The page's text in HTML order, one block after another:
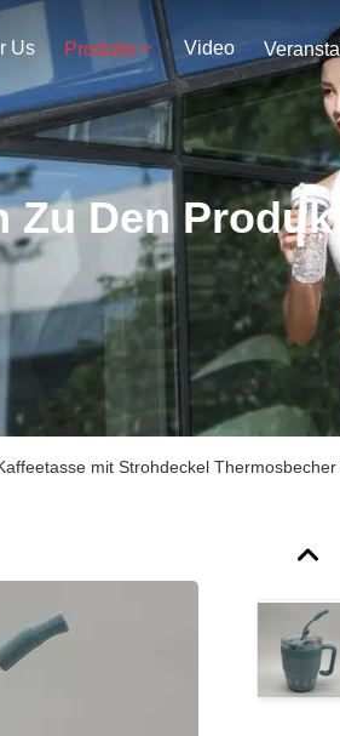
Us Produits Video
Zu Den
mit Strohdeckel